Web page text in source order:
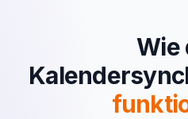
Wie